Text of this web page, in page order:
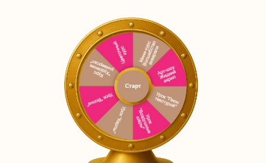
Гайд: “Ритуалы счастья и женской
силы от очищения до создания
алтаря”
БОНУС